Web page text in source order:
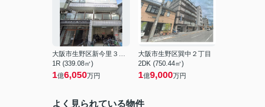
大阪市生野区新今里３丁目
1R (339.08㎡)
1億6,050万円
大阪市生野区巽中２丁目
2DK (750.44㎡)
1億9,000万円
よく見られている物件